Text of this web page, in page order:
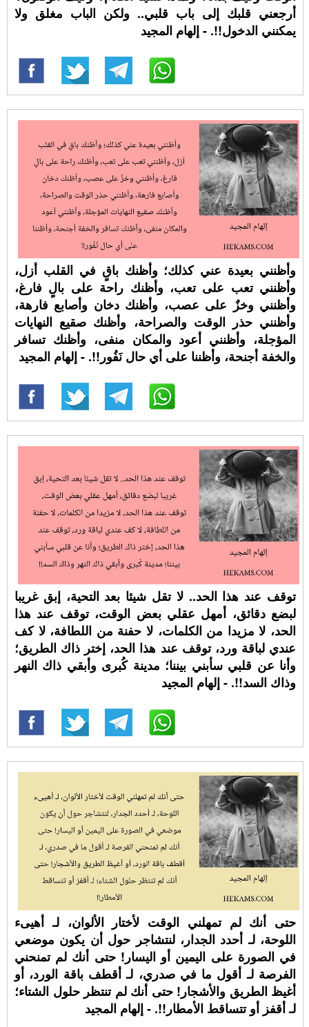
أرجعني قلبك إلى باب قلبي.. ولكن الباب مغلق ولا
يمكنني الدخول!!. - إلهام المجيد
وأظنني بعيدة عني كذلك؛ وأظنك باقٍ في القلب أزل،
وأظنني تعب على تعب، وأظنك راحة على بالٍ فارغ،
وأظنني وخزٌ على عصب، وأظنك دخان وأصابع فارهة،
وأظنني حذر الوقت والصراحة، وأظنك صقيع النهايات
المؤجلة، وأظنني أعود والمكان منفى، وأظنك تسافر
والخفة أجنحة، وأظننا على أي حال نَفُور!!. - إلهام المجيد
توقف عند هذا الحد.. لا تقل شيئا بعد التحية، إبق غريبا
لبضع دقائق، أمهل عقلي بعض الوقت، توقف عند هذا
الحد، لا مزيدا من الكلمات، لا حفنة من اللطافة، لا كف
عندي لباقة ورد، توقف عند هذا الحد، إختر ذاك الطريق؛
وأنا عن قلبي سأبني بيننا؛ مدينة كُبرى وأبقي ذاك النهر
وذاك السد!!. - إلهام المجيد
حتى أنك لم تمهلني الوقت لأختار الألوان، لـ أهيىء
اللوحة، لـ أحدد الجدار، لنتشاجر حول أن يكون موضعي
في الصورة على اليمين أو اليسار! حتى أنك لم تمنحني
الفرصة لـ أقول ما في صدري، لـ أقطف باقة الورد، أو
أغيظ الطريق والأشجار! حتى أنك لم تنتظر حلول الشتاء؛
لـ أقفز أو تتساقط الأمطار!!. - إلهام المجيد